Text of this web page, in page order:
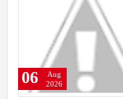
Aug
2026